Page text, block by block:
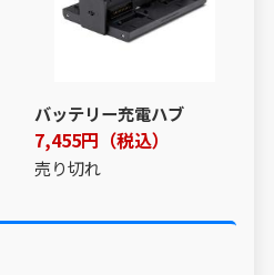
バッテリー充電ハブ
7,455円（税込）
売り切れ